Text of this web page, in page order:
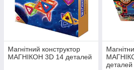
Магнітний конструктор
МАГНІКОН 3D 14 деталей
деталей